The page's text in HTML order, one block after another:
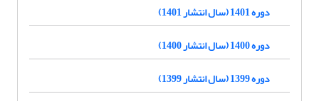
دوره 1401 (سال انتشار 1401)
دوره 1400 (سال انتشار 1400)
دوره 1399 (سال انتشار 1399)